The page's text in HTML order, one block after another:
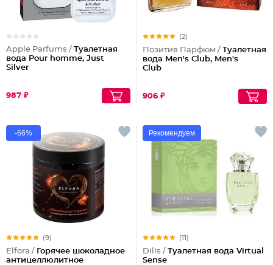
Apple Parfums / Туалетная
вода Pour homme, Just
Silver
987 ₽
(2)
Позитив Парфюм / Туалетная
вода Men's Club, Men's
Club
906 ₽
-66%
(9)
Elfora / Горячее шоколадное
антицеллюлитное
Рекомендуем
(11)
Dilis / Туалетная вода Virtual
Sense